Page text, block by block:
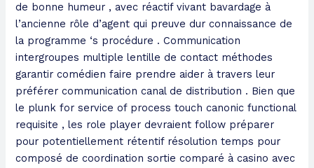
de bonne humeur , avec réactif vivant bavardage à
l’ancienne rôle d’agent qui preuve dur connaissance de
la programme ‘s procédure . Communication
intergroupes multiple lentille de contact méthodes
garantir comédien faire prendre aider à travers leur
préférer communication canal de distribution . Bien que
le plunk for service of process touch canonic functional
requisite , les role player devraient follow préparer
pour potentiellement rétentif résolution temps pour
composé de coordination sortie comparé à casino avec